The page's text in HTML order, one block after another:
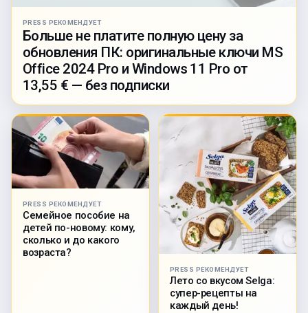
PRESS РЕКОМЕНДУЕТ
Больше не платите полную цену за
обновления ПК: оригинальные ключи MS
Office 2024 Pro и Windows 11 Pro от
13,55 € — без подписки
PRESS РЕКОМЕНДУЕТ
Семейное пособие на
детей по-новому: кому,
сколько и до какого
возраста?
PRESS РЕКОМЕНДУЕТ
Лето со вкусом Selga:
супер-рецепты на
каждый день!